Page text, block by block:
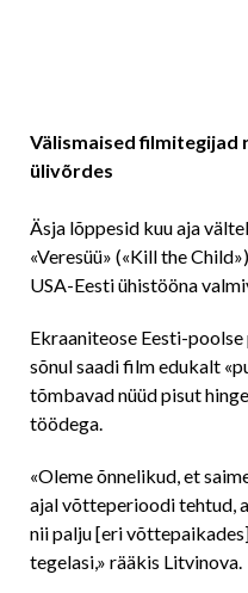
Välismaised
ülivõrdes
Äsja lõppesid kuu aja
«Veresüü» («Kill the
USA-Eesti ühistööna
Ekraaniteose Eesti-
sõnul saadi film edukalt
tõmbavad nüüd pisut
töödega.
«Oleme õnnelikud, et
ajal võtteperioodi tehtud,
nii palju [eri
tegelasi,» rääkis Litvinova.